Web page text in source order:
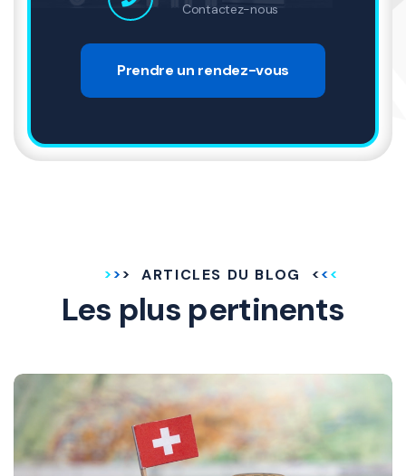
Contactez-nous
Prendre un rendez-vous
ARTICLES DU BLOG
Les plus pertinents